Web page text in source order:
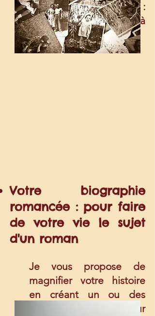
lecteurs de se dire :
"lorsque je le lis, il est là
avec moi".
Votre biographie
romancée : pour faire
de votre vie le sujet
d'un roman
Je vous propose de
magnifier votre histoire
en créant un ou des
personnages fictifs pour